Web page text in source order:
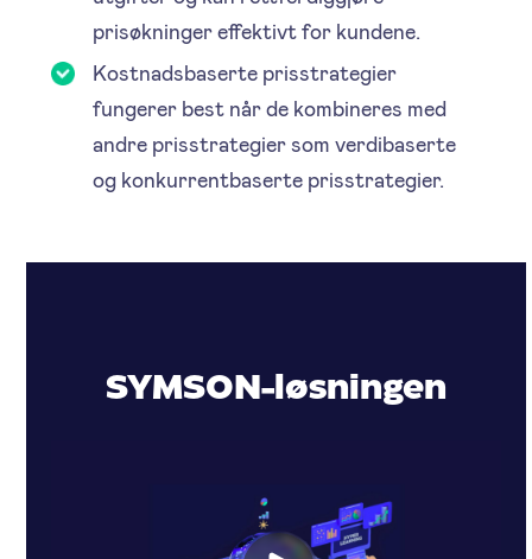
prisøkninger effektivt for kundene.
Kostnadsbaserte prisstrategier
fungerer best når de kombineres med
andre prisstrategier som verdibaserte
og konkurrentbaserte prisstrategier.
SYMSON-løsningen